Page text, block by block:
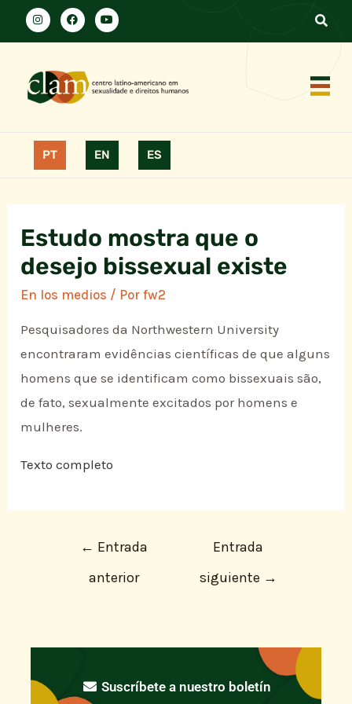
PT EN ES
Estudo mostra que o
desejo bissexual existe
En los medios / Porfw2
Pesquisadores da Northwestern University
encontraram evidências científicas de que alguns
homens que se identificam como bissexuais são,
de fato, sexualmente excitados por homens e
mulheres.
Texto completo
← Entrada
anterior
Entrada
siguiente →
Suscríbete a nuestro boletín